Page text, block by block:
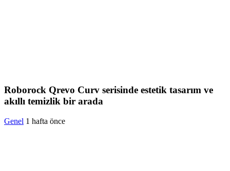
Roborock Qrevo Curv serisinde estetik tasarım ve
akıllı temizlik bir arada
Genel 1 hafta önce